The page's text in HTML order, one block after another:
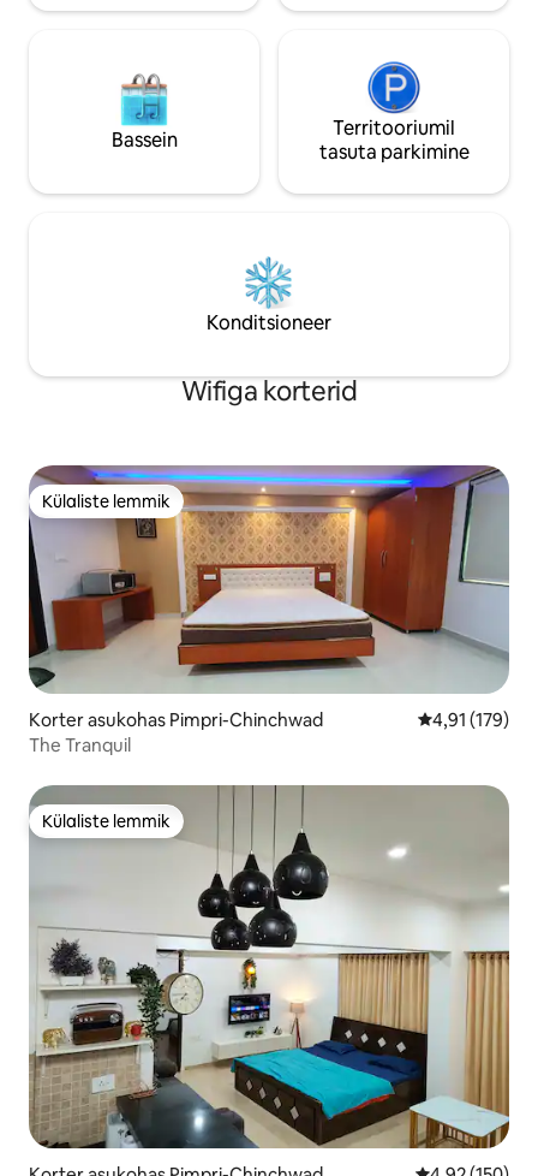
majutamiseks!
Bassein
Territooriumil
tasuta parkimine
Konditsioneer
Wifiga korterid
Külaliste lemmik
Külaliste lemmik
Korter asukohas Pimpri-Chinchwad Keskmine
4,91 (179)
The Tranquil
Külaliste lemmik
Külaliste lemmik